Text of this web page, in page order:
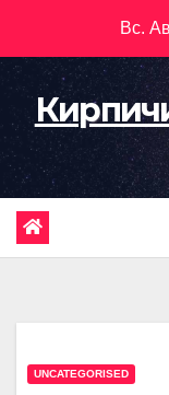
содержимому
Вс.
UNCATEGORISED